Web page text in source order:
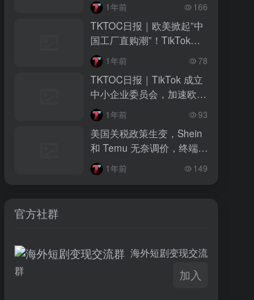
越南监管出手核查Shopee、TikTok
Shop涨价行为，佣金调整遭调查
TikTok Shop 印尼推出出海项目 助力本
土品牌开拓东南亚市场
TikTok Shop 英美周榜出炉 美妆家居成
1年前 166
TKTOC日报｜欧美掀起”中
国工厂直购潮”！TikTok教
程带火淘宝/DHgate
1年前 78
TKTOC日报｜TikTok 成立
中小企业委员会，加速欧洲
市场扩张
1年前 93
美国关税政策生变，Shein
和 Temu 无奈调价，终端消
费者受波及
1年前 149
官方社群
海外短剧变现交流
群
加入